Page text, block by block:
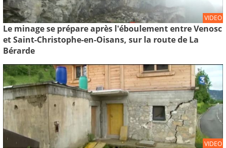
VIDEO
Le minage se prépare après l'éboulement entre Venosc
et Saint-Christophe-en-Oisans, sur la route de La
Bérarde
VIDEO